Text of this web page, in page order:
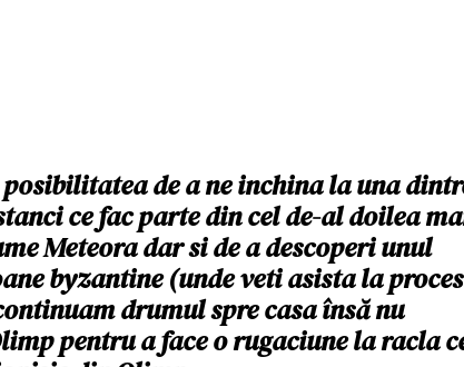
de a ne inchina la una
ce fac parte din cel de-al doilea
Meteora dar si de a descoperi unul
byzantine (unde veti asista la
drumul spre casa însă nu
pentru a face o rugaciune la racla